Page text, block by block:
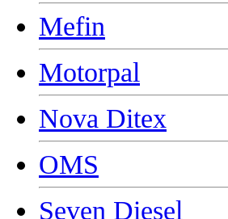
Mefin
Motorpal
Nova Ditex
OMS
Seven Diesel